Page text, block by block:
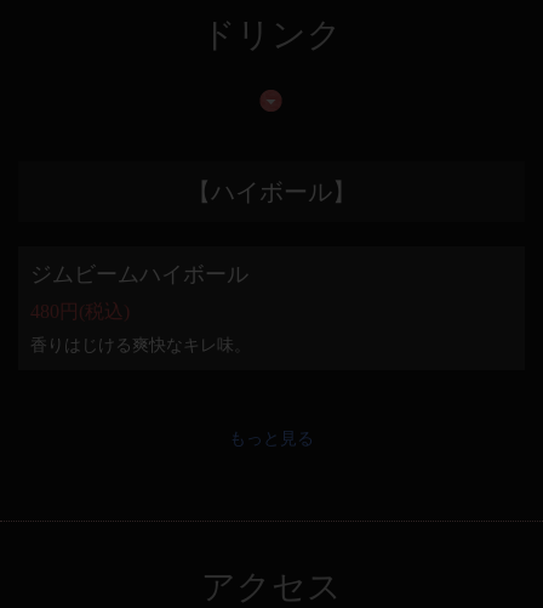
ドリンク
【ハイボール】
ジムビームハイボール
480円 (税込)
香りはじける爽快なキレ味。
もっと見る
アクセス